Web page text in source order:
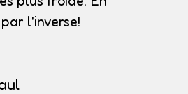
l'inverse!